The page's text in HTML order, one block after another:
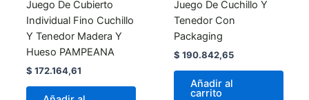
Juego De Cubierto
Individual Fino Cuchillo
Y Tenedor Madera Y
Hueso PAMPEANA
$ 172.164,61
Juego De Cuchillo Y
Tenedor Con
Packaging
$ 190.842,65
Añadir al
carrito